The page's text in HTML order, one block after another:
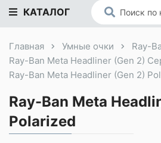
КАТАЛОГ
Главная Умные очки
Ray-
Ray-Ban Meta Headliner (Gen 2)
Ray-Ban Meta Headliner (Gen 2)
Ray-Ban Meta
Polarized